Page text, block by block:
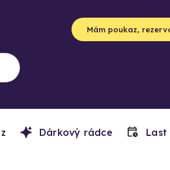
Mám poukaz,
Dárkový rádce Last